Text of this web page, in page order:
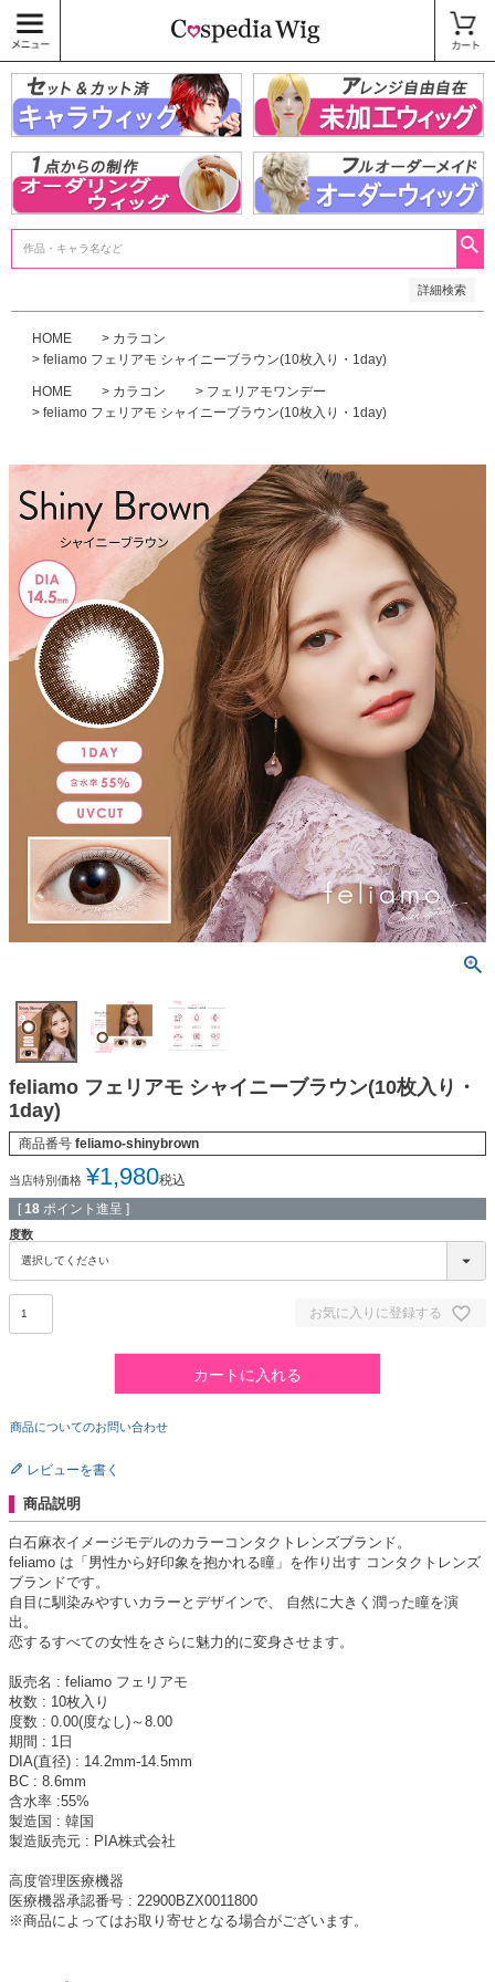
詳細検索
〜
商品タグ
キャラウィッグ
未加工ウィッグ
ベースウィッグ
衣装
SALE中
HOME
カラコン
feliamo フェリアモ シャイニーブラウン(10枚入り・1day)
HOME カラコン
フェリアモワンデー
feliamo フェリアモ シャイニーブラウン(10枚入り・1day)
feliamo フェリアモ シャイニーブラウン(10枚入り・
1day)
商品番号 feliamo-shinybrown
当店特別価格 ¥1,980税込
[ 18 ポイント進呈 ]
度数
お気に入りに登録する
カートに入れる
商品についてのお問い合わせ
レビューを書く
商品説明
白石麻衣イメージモデルのカラーコンタクトレンズブランド。
feliamo は「男性から好印象を抱かれる瞳」を作り出す コンタクトレンズ
ブランドです。
自目に馴染みやすいカラーとデザインで、 自然に大きく潤った瞳を演
出。
恋するすべての女性をさらに魅力的に変身させます。
販売名 : feliamo フェリアモ
枚数 : 10枚入り
度数 : 0.00(度なし)～8.00
期間 : 1日
DIA(直径) : 14.2mm-14.5mm
BC : 8.6mm
含水率 :55%
製造国 : 韓国
製造販売元 : PIA株式会社
高度管理医療機器
医療機器承認番号 : 22900BZX0011800
※商品によってはお取り寄せとなる場合がございます。